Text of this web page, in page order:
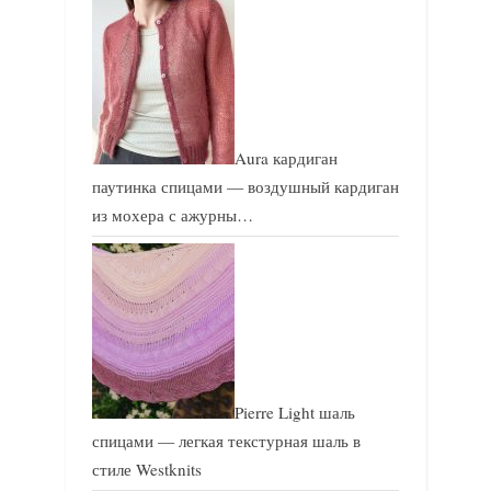
Aura кардиган
паутинка спицами — воздушный кардиган
из мохера с ажурны…
Pierre Light шаль
спицами — легкая текстурная шаль в
стиле Westknits